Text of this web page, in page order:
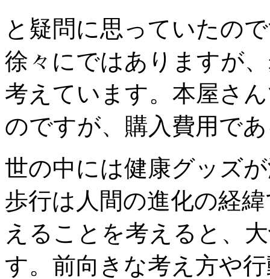
と疑問に思っていたの
徐々にではありますが
考えています。本屋さ
のですが、購入費用で
世の中には健康グッズ
歩行は人間の進化の経
えることを考えると、
す。前向きな考え方や